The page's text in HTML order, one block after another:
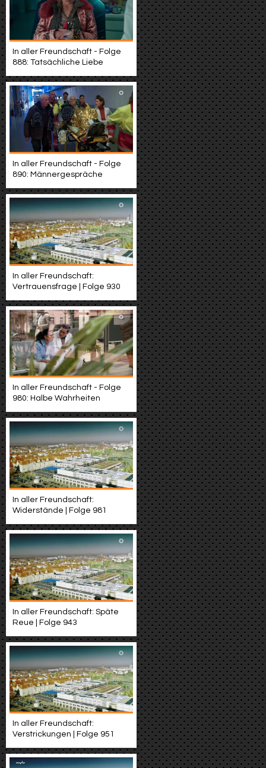
In aller Freundschaft - Folge
888: Tatsächliche Liebe
In aller Freundschaft - Folge
890: Männergespräche
In aller Freundschaft:
Vertrauensfrage | Folge 930
In aller Freundschaft - Folge
980: Halbe Wahrheiten
In aller Freundschaft:
Widerstände | Folge 981
In aller Freundschaft: Späte
Reue | Folge 943
In aller Freundschaft:
Verstrickungen | Folge 951